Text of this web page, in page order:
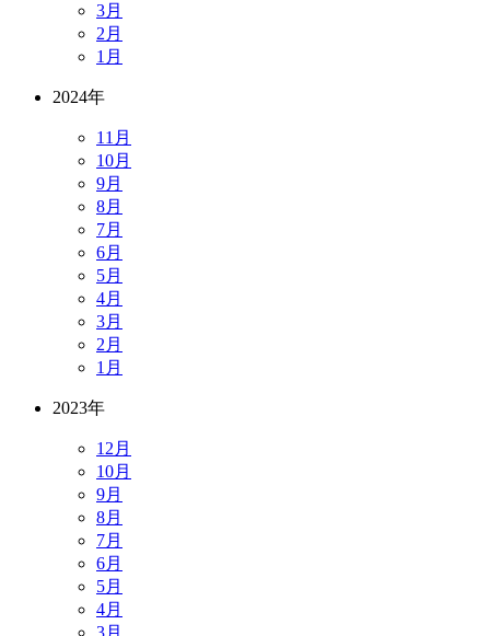
3月
2月
1月
2024年
11月
10月
9月
8月
7月
6月
5月
4月
3月
2月
1月
2023年
12月
10月
9月
8月
7月
6月
5月
4月